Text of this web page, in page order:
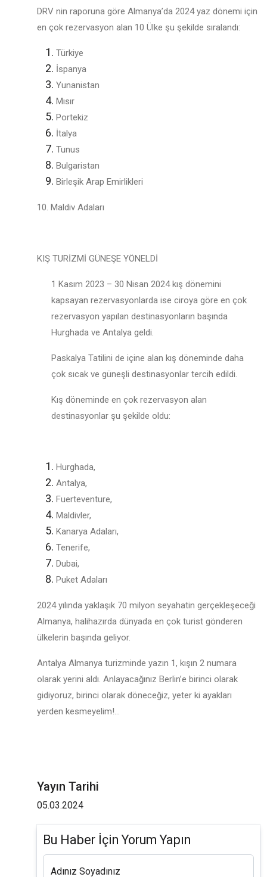
DRV nin raporuna göre Almanya’da 2024 yaz dönemi için
en çok rezervasyon alan 10 Ülke şu şekilde sıralandı:
Türkiye
İspanya
Yunanistan
Mısır
Portekiz
İtalya
Tunus
Bulgaristan
Birleşik Arap Emirlikleri
10. Maldiv Adaları
KIŞ TURİZMİ GÜNEŞE YÖNELDİ
1 Kasım 2023 – 30 Nisan 2024 kış dönemini
kapsayan rezervasyonlarda ise ciroya göre en çok
rezervasyon yapılan destinasyonların başında
Hurghada ve Antalya geldi.
Paskalya Tatilini de içine alan kış döneminde daha
çok sıcak ve güneşli destinasyonlar tercih edildi.
Kış döneminde en çok rezervasyon alan
destinasyonlar şu şekilde oldu:
Hurghada,
Antalya,
Fuerteventure,
Maldivler,
Kanarya Adaları,
Tenerife,
Dubai,
Puket Adaları
2024 yılında yaklaşık 70 milyon seyahatin gerçekleşeceği
Almanya, halihazırda dünyada en çok turist gönderen
ülkelerin başında geliyor.
Antalya Almanya turizminde yazın 1, kışın 2 numara
olarak yerini aldı. Anlayacağınız Berlin’e birinci olarak
gidiyoruz, birinci olarak döneceğiz, yeter ki ayakları
yerden kesmeyelim!...
Yayın Tarihi
05.03.2024
Bu Haber İçin Yorum Yapın
Adınız Soyadınız